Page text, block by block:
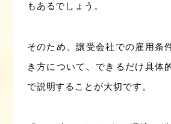
もあるでしょう。
そのため、譲受会社での雇用条
き方について、できるだけ具体
で説明することが大切です。